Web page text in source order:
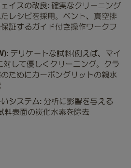
イスの改良: 確実なクリーニング
レシピを採用。ベント、真空排
証するガイド付き操作ワークフ
デリケートな試料(例えば、マイ
対して優しくクリーニング。クラ
ためにカーボングリットの親水
システム: 分析に影響を与える
料表面の炭化水素を除去